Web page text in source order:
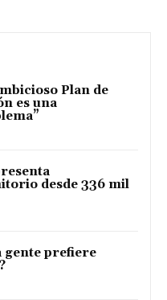
Plan de
es una
desde 336 mil
gente prefiere